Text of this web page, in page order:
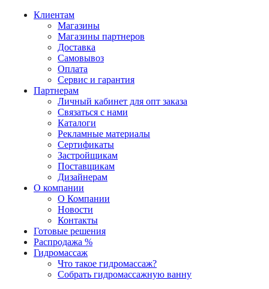
Клиентам
Магазины
Магазины партнеров
Доставка
Самовывоз
Оплата
Сервис и гарантия
Партнерам
Личный кабинет для опт заказа
Связаться с нами
Каталоги
Рекламные материалы
Сертификаты
Застройщикам
Поставщикам
Дизайнерам
О компании
О Компании
Новости
Контакты
Готовые решения
Распродажа %
Гидромассаж
Что такое гидромассаж?
Собрать гидромассажную ванну